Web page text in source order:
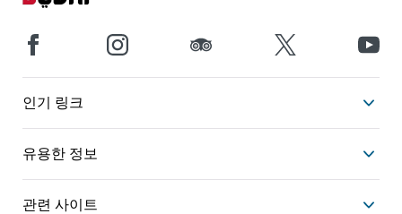
인기 링크
유용한 정보
관련 사이트